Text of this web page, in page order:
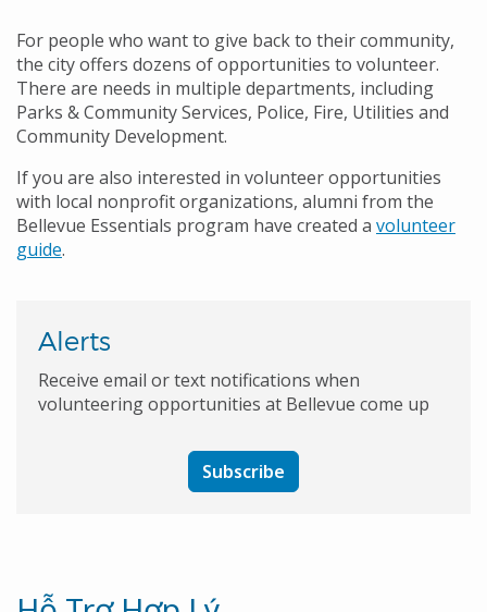
For people who want to give back to their community,
the city offers dozens of opportunities to volunteer.
There are needs in multiple departments, including
Parks & Community Services, Police, Fire, Utilities and
Community Development.
If you are also interested in volunteer opportunities
with local nonprofit organizations, alumni from the
Bellevue Essentials program have created a volunteer
guide.
Alerts
Receive email or text notifications when
volunteering opportunities at Bellevue come up
Subscribe